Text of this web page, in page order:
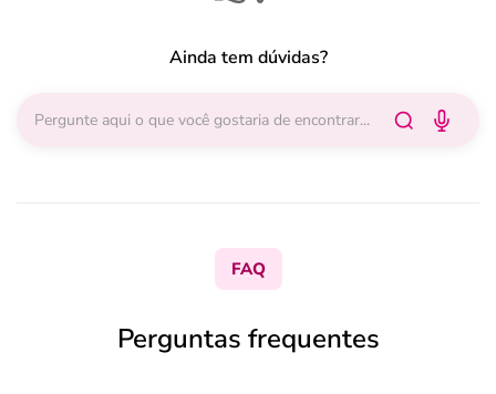
Ainda tem dúvidas?
FAQ
Perguntas frequentes